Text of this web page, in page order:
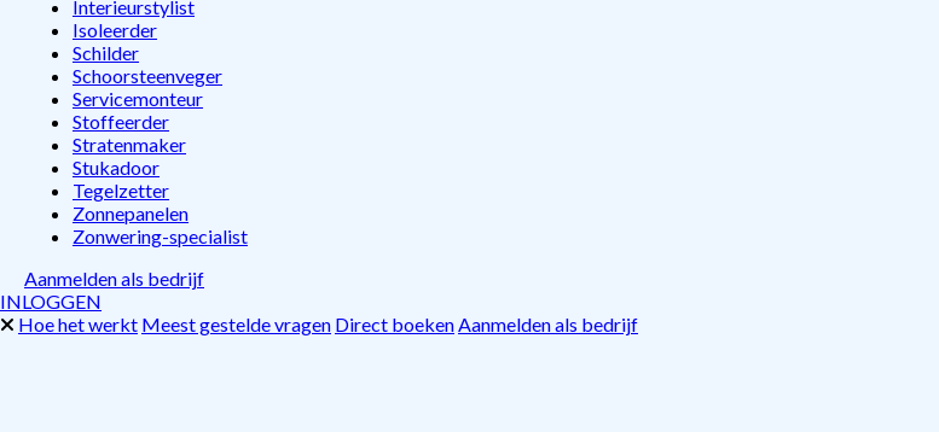
Interieurstylist
Isoleerder
Schilder
Schoorsteenveger
Servicemonteur
Stoffeerder
Stratenmaker
Stukadoor
Tegelzetter
Zonnepanelen
Zonwering-specialist
Aanmelden als bedrijf
INLOGGEN
Hoe het werkt Meest gestelde vragen Direct boekenAanmelden als bedrijf